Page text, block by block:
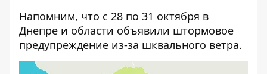
Напомним, что с 28 по 31 октября в
Днепре и области объявили штормовое
предупреждение из-за шквального ветра.